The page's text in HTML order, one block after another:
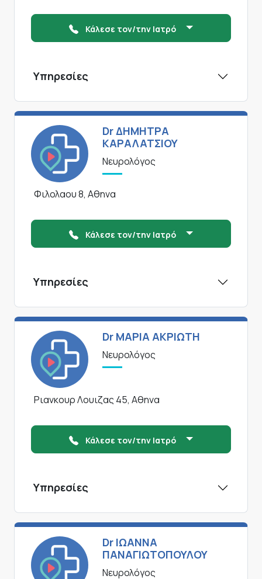
Κάλεσε τον/την Ιατρό
Υπηρεσίες
Dr ΔΗΜΗΤΡΑ
ΚΑΡΑΛΑΤΣΙΟΥ
Νευρολόγος
Φιλολαου 8, Αθηνα
Κάλεσε τον/την Ιατρό
Υπηρεσίες
Dr ΜΑΡΙΑ ΑΚΡΙΩΤΗ
Νευρολόγος
Ριανκουρ Λουιζας 45, Αθηνα
Κάλεσε τον/την Ιατρό
Υπηρεσίες
Dr ΙΩΑΝΝΑ
ΠΑΝΑΓΙΩΤΟΠΟΥΛΟΥ
Νευρολόγος